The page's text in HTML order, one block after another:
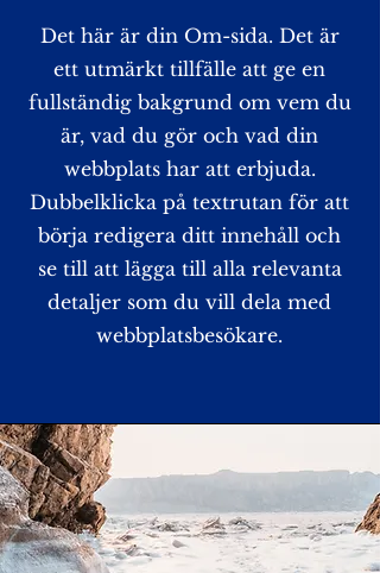
Det här är din Om-sida. Det är
ett utmärkt tillfälle att ge en
fullständig bakgrund om vem du
är, vad du gör och vad din
webbplats har att erbjuda.
Dubbelklicka på textrutan för att
börja redigera ditt innehåll och
se till att lägga till alla relevanta
detaljer som du vill dela med
webbplatsbesökare.